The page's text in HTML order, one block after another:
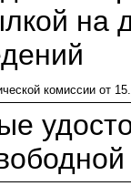
на
комиссии от